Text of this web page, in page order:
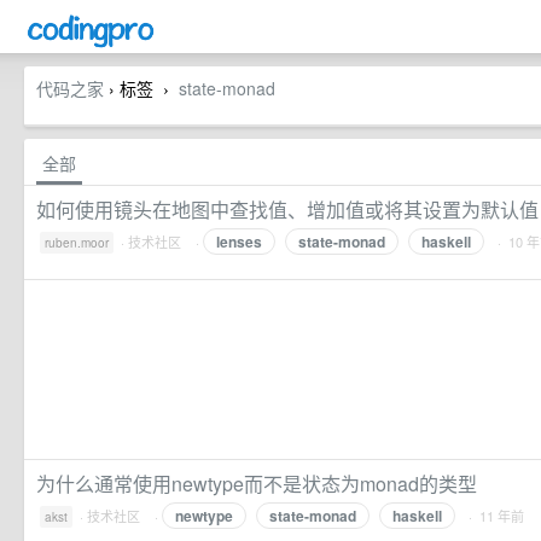
代码之家 › 标签 › state-monad
全部
如何使用镜头在地图中查找值、增加值或将其设置为默认值
ruben.moor · 技术社区 · lenses state-monad haskell · 10
为什么通常使用newtype而不是状态为monad的类型
akst · 技术社区 · newtype state-monad haskell · 11 年前